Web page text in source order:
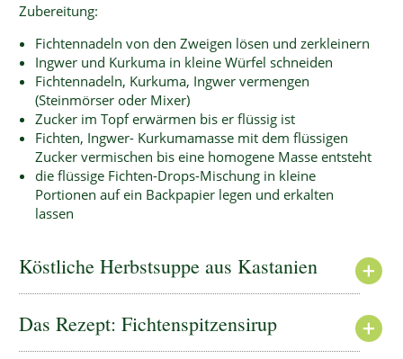
Zubereitung:
Fichtennadeln von den Zweigen lösen und zerkleinern
Ingwer und Kurkuma in kleine Würfel schneiden
Fichtennadeln, Kurkuma, Ingwer vermengen
(Steinmörser oder Mixer)
Zucker im Topf erwärmen bis er flüssig ist
Fichten, Ingwer- Kurkumamasse mit dem flüssigen
Zucker vermischen bis eine homogene Masse entsteht
die flüssige Fichten-Drops-Mischung in kleine
Portionen auf ein Backpapier legen und erkalten
lassen
Köstliche Herbstsuppe aus Kastanien
Das Rezept: Fichtenspitzensirup